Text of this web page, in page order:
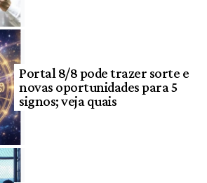
Portal 8/8 pode trazer sorte e
novas oportunidades para 5
signos; veja quais